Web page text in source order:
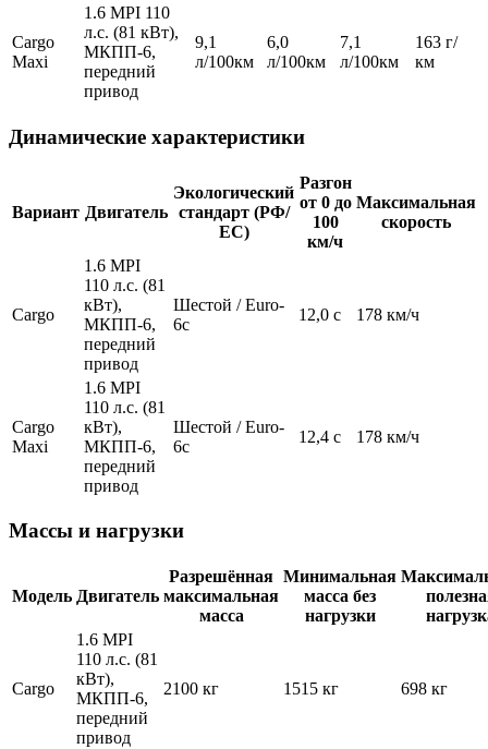
Cargo
Maxi
1.6 MPI 110
л.с. (81 кВт),
МКПП-6,
передний
привод
9,1
л/100км
6,0
л/100км
7,1
л/100км
163 г/
км
Динамические характеристики
Вариант Двигатель
Экологический
стандарт (РФ/
ЕС)
Разгон
от 0 до
100
км/ч
Максимальная
скорость
Cargo
1.6 MPI
110 л.с. (81
кВт),
МКПП-6,
передний
привод
Шестой / Euro-
6c
12,0 c 178 км/ч
Cargo
Maxi
1.6 MPI
110 л.с. (81
кВт),
МКПП-6,
передний
привод
Шестой / Euro-
6c
12,4 c 178 км/ч
Массы и нагрузки
Модель Двигатель
Разрешённая
максимальная
масса
Минимальная
масса без
нагрузки
Cargo
1.6 MPI
110 л.с. (81
кВт),
МКПП-6,
передний
привод
2100 кг 1515 кг 698 кг